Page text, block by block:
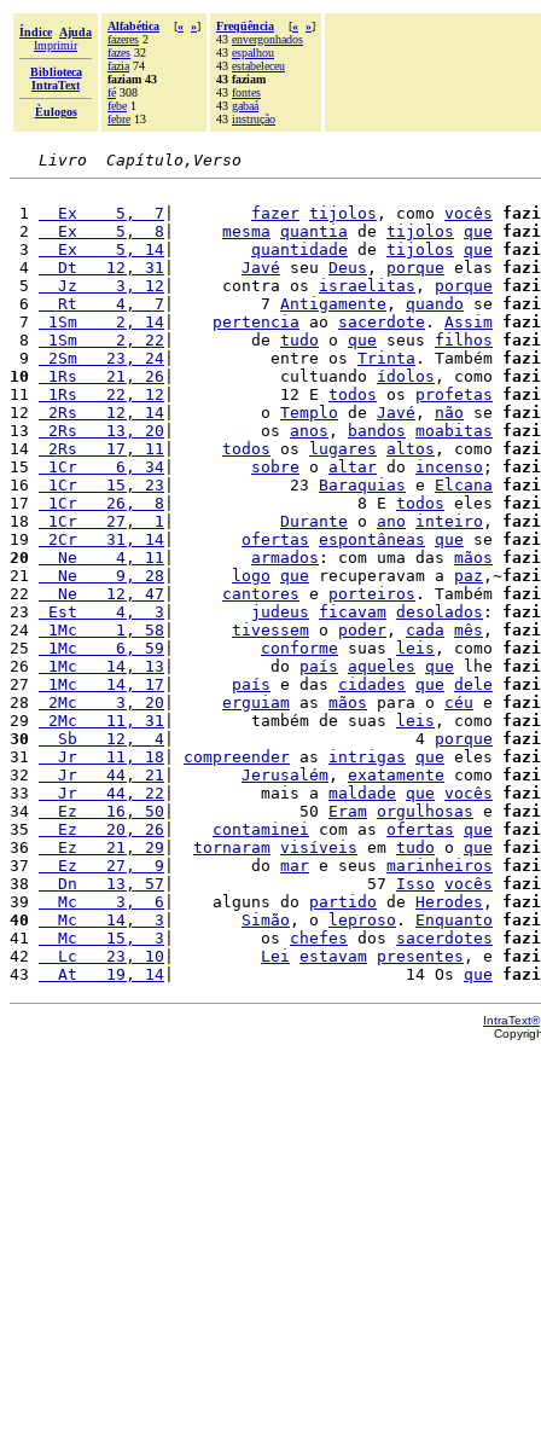
Índice
Ajuda
Imprimir
Biblioteca
IntraText
Èulogos
Alfabética [« »]
fazeres 2
fazes 32
fazia 74
faziam 43
fé 308
febe 1
febre 13
Freqüência [« »]
43 envergonhados
43 espalhou
43 estabeleceu
43 faziam
43 fontes
43 gabaá
43 instrução
Livro  Capítulo,Verso
1
  Ex    5,  7
fazer tijolos , como vocês
2
  Ex    5,  8
mesma quantia de tijolos que
3
  Ex    5, 14
quantidade de tijolos que
4
  Dt   12, 31
Javé seu Deus , porque elas
5
  Jz    3, 12
|     contra os israelitas , porque
6
  Rt    4,  7
|         7 Antigamente , quando se
7
1Sm    2, 14 pertencia ao sacerdote . Assim
8
1Sm    2, 22 |        de tudo o que seus filhos
9
2Sm   23, 24 |          entre os Trinta . Também
10
1Rs   21, 26 |           cultuando ídolos , como
11
1Rs   22, 12 |           12 E todos os profetas
12
2Rs   12, 14 |         o Templo de Javé , não se
13
2Rs   13, 20 |         os anos , bandos moabitas
14
2Rs   17, 11 todos os lugares altos , como
15
1Cr    6, 34 sobre o altar do incenso ;
16
1Cr   15, 23 |            23 Baraquias e Elcana
17
1Cr   26,  8 |                   8 E todos eles
18
1Cr   27,  1 Durante o ano inteiro ,
19
2Cr   31, 14 ofertas espontâneas que se
20
  Ne    4, 11
armados : com uma das mãos
21
  Ne    9, 28
logo que recuperavam a paz ,~
22
  Ne   12, 47
cantores e porteiros . Também
23
Est    4,  3 judeus ficavam desolados :
24
1Mc    1, 58 tivessem o poder , cada mês ,
25
1Mc    6, 59 conforme suas leis , como
26
1Mc   14, 13 |          do país aqueles que lhe
27
1Mc   14, 17 país e das cidades que dele
28
2Mc    3, 20 erguiam as mãos para o céu e
29
2Mc   11, 31 |        também de suas leis , como
30
  Sb   12,  4
|                         4 porque
31
  Jr   11, 18
compreender as intrigas que eles
32
  Jr   44, 21
Jerusalém , exatamente como
33
  Jr   44, 22
|         mais a maldade que vocês
34
  Ez   16, 50
|             50 Eram orgulhosas e
35
  Ez   20, 26
contaminei com as ofertas que
36
  Ez   21, 29
tornaram visíveis em tudo o que
37
  Ez   27,  9
|        do mar e seus marinheiros
38
  Dn   13, 57
|                    57 Isso vocês
39
  Mc    3,  6
|    alguns do partido de Herodes ,
40
  Mc   14,  3
Simão , o leproso . Enquanto
41
  Mc   15,  3
|         os chefes dos sacerdotes
42
  Lc   23, 10
Lei estavam presentes , e
43
  At   19, 14
|                        14 Os que
IntraText®